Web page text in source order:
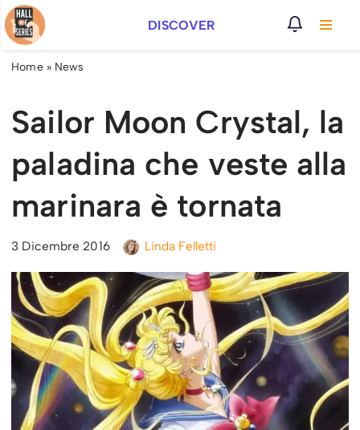
Vai
al
DISCOVER
Home» News
Sailor Moon Crystal, la
paladina che veste alla
marinara è tornata
3 Dicembre 2016 Linda Felletti